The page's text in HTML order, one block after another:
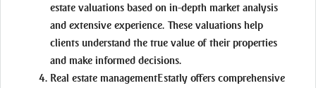
estate valuations based on in-depth market analysis
and extensive experience. These valuations help
clients understand the true value of their properties
and make informed decisions.
Real estate managementEstatly offers comprehensive